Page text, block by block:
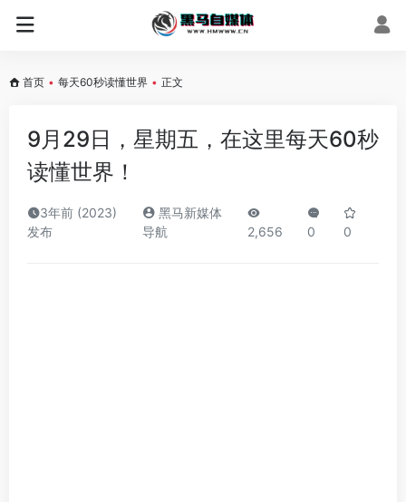
首页 • 每天60秒读懂世界 • 正文
9月29日，星期五，在这里每天60秒
读懂世界！
3年前 (2023)
发布
黑马新媒体
导航
2,656 0 0